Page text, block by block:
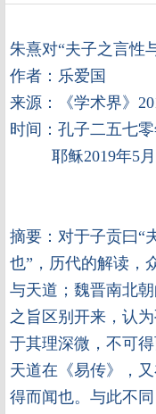
朱熹对“夫子之言性
作者： 乐爱国
来源：
《学术界》
时间：孔子二五七
耶稣2019年5
摘要 ： 对于子贡曰“
也”，历代的解读，
与天道；魏晋南北
之旨区别开来，认
于其理深微，不可
天道在《易传》，
得而闻也。与此不